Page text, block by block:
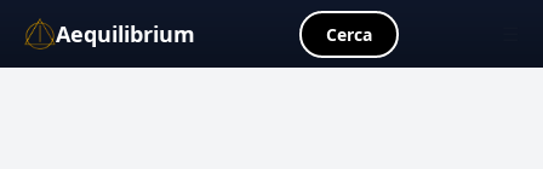
Aequilibrium Cerca